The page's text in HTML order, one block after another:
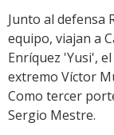
Junto al defensa
equipo, viajan a
Enríquez 'Yusi',
extremo Víctor
Como tercer
Sergio Mestre.